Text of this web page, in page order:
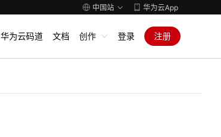
中国站 华为云App
华为云码道 文档 创作 登录 注册